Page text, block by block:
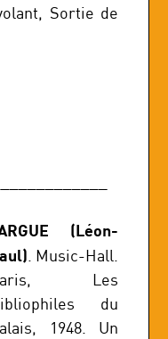
Sortie de
(Léon-
. Music-Hall.
Les
du
1948. Un